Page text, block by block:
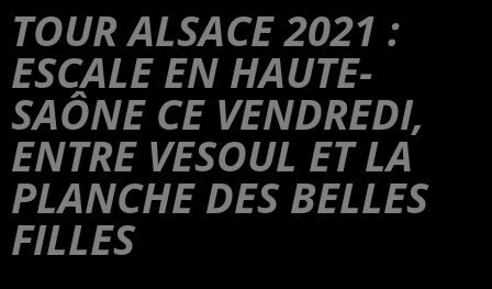
TOUR ALSACE 2021 :
ESCALE EN HAUTE-
SAÔNE CE VENDREDI,
ENTRE VESOUL ET LA
PLANCHE DES BELLES
FILLES